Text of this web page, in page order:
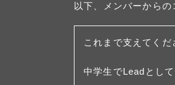
以下、メンバーからの
これまで支えてく
中学生でLeadとし